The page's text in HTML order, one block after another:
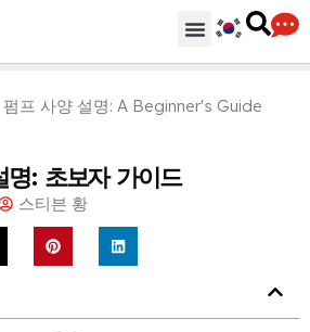
프 사양 설명: A Beginner's Guide
: 초보자 가이드
스티븐 황